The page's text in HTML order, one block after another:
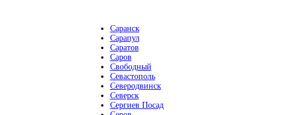
Саранск
Сарапул
Саратов
Саров
Свободный
Севастополь
Северодвинск
Северск
Сергиев Посад